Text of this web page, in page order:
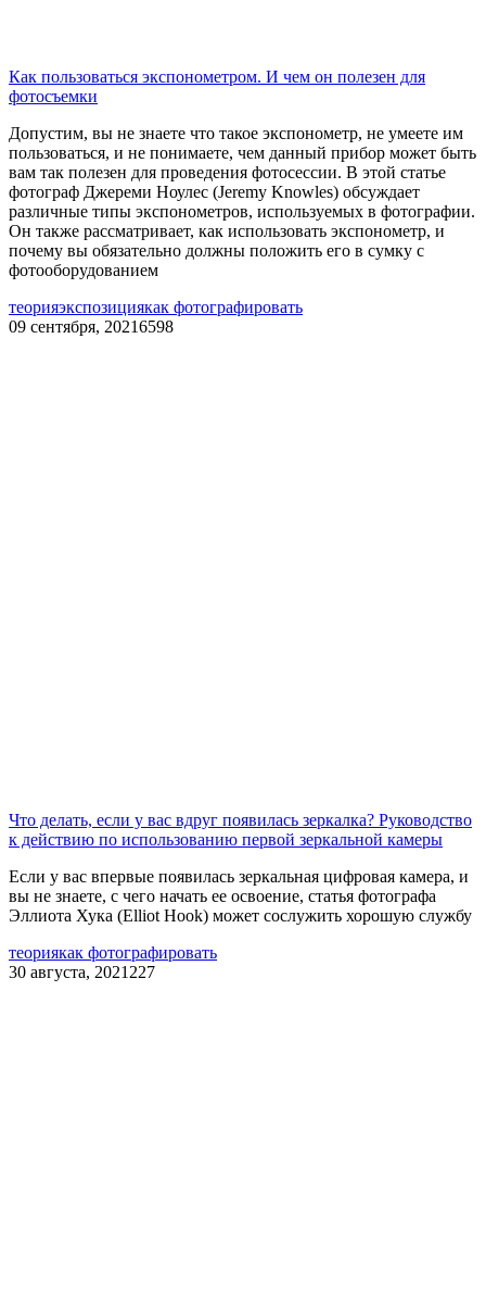
Как пользоваться экспонометром. И чем он полезен для
фотосъемки
Допустим, вы не знаете что такое экспонометр, не умеете им
пользоваться, и не понимаете, чем данный прибор может быть
вам так полезен для проведения фотосессии. В этой статье
фотограф Джереми Ноулес (Jeremy Knowles) обсуждает
различные типы экспонометров, используемых в фотографии.
Он также рассматривает, как использовать экспонометр, и
почему вы обязательно должны положить его в сумку с
фотооборудованием
теорияэкспозициякак фотографировать
09 сентября, 20216598
Что делать, если у вас вдруг появилась зеркалка? Руководство
к действию по использованию первой зеркальной камеры
Если у вас впервые появилась зеркальная цифровая камера, и
вы не знаете, с чего начать ее освоение, статья фотографа
Эллиота Хука (Elliot Hook) может сослужить хорошую службу
теориякак фотографировать
30 августа, 2021 227